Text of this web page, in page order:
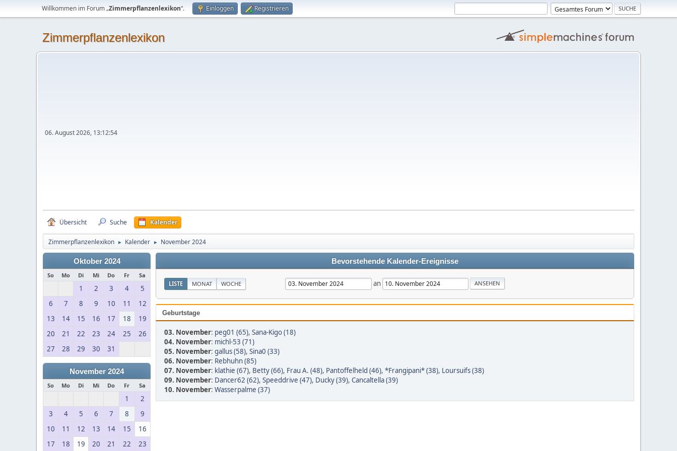
Willkommen im Forum „Zimmerpflanzenlexikon“. Einloggen Registrieren
Zimmerpflanzenlexikon
06. August 2026, 13:12:54
Übersicht Suche Kalender
Zimmerpflanzenlexikon ► Kalender ► November 2024
Oktober 2024
So Mo Di Mi Do Fr Sa
1 2 3 4
5
6
7 8 9 10 11
12
13
14 15 16 17 18
19
20
21 22 23 24 25
26
27
28 29 30 31
November 2024
So Mo Di Mi Do Fr Sa
1
2
3
4 5 6 7 8
9
10
11 12 13 14 15
16
17
18 19 20 21 22 23
Bevorstehende Kalender-Ereignisse
LISTE MONAT WOCHE an
Geburtstage
03. November: peg01 (65), Sana-Kigo (18)
04. November: michl-53 (71)
05. November: gallus (58), Sina0 (33)
06. November: Rebhuhn (85)
07. November: klathie (67), Betty (66), Frau A. (48), Pantoffelheld (46), *Frangipani* (38), Loursuifs (38)
09. November: Dancer62 (62), Speeddrive (47), Ducky (39), Cancaltella (39)
10. November: Wasserpalme (37)